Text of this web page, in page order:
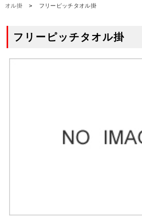
オル掛
> フリーピッチタオル掛
フリーピッチタオル掛